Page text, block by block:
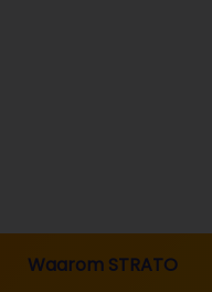
Waarom STRATO